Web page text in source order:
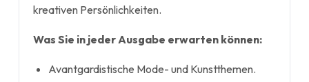
kreativen Persönlichkeiten.
Was Sie in jeder Ausgabe erwarten können:
Avantgardistische Mode- und Kunstthemen.